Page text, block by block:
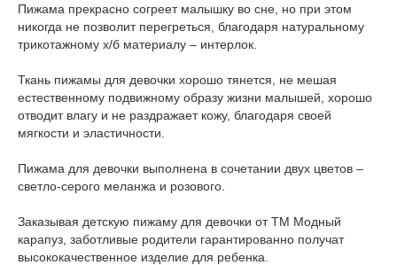
Пижама прекрасно согреет малышку во сне, но при этом
никогда не позволит перегреться, благодаря натуральному
трикотажному х/б материалу – интерлок.
Ткань пижамы для девочки хорошо тянется, не мешая
естественному подвижному образу жизни малышей, хорошо
отводит влагу и не раздражает кожу, благодаря своей
мягкости и эластичности.
Пижама для девочки выполнена в сочетании двух цветов –
светло-серого меланжа и розового.
Заказывая детскую пижаму для девочки от ТМ Модный
карапуз, заботливые родители гарантированно получат
высококачественное изделие для ребенка.